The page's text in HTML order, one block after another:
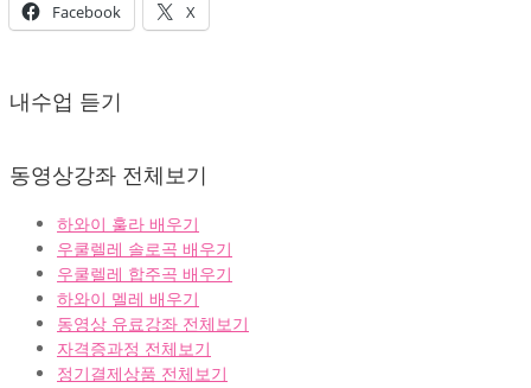
Facebook X
02-
내수업 듣기
동영상강좌 전체보기
하와이 훌라 배우기
우쿨렐레 솔로곡 배우기
우쿨렐레 합주곡 배우기
하와이 멜레 배우기
동영상 유료강좌 전체보기
자격증과정 전체보기
정기결제상품 전체보기